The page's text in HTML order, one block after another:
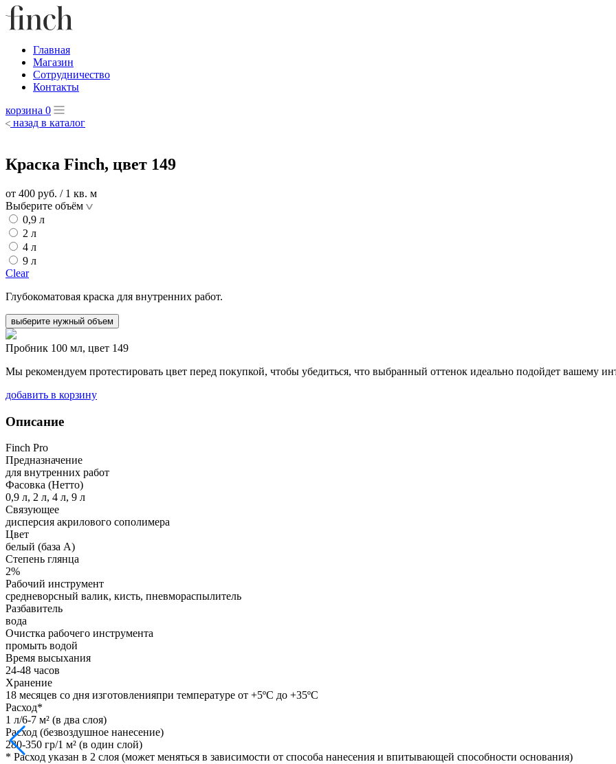
Главная
Магазин
Сотрудничество
Контакты
корзина 0
назад в каталог
Краска Finch, цвет 149
от 400 руб. / 1 кв. м
Выберите объём
0,9 л
2 л
4 л
9 л
Clear
Глубокоматовая краска для внутренних работ.
выберите нужный объем
Пробник 100 мл, цвет 149
Мы рекомендуем протестировать цвет перед покупкой, чтобы убедиться, что выбранный оттенок идеально подойдет вашему
добавить в корзину
Описание
Finch Pro
Предназначение
для внутренних работ
Фасовка (Нетто)
0,9 л, 2 л, 4 л, 9 л
Связующее
дисперсия акрилового сополимера
Цвет
белый (база А)
Степень глянца
2%
Рабочий инструмент
средневорсный валик, кисть, пневмораспылитель
Разбавитель
вода
Очистка рабочего инструмента
промыть водой
Время высыхания
24-48 часов
Хранение
18 месяцев со дня изготовленияпри температуре от +5ºС до +35ºС
Расход*
1 л/6-7 м² (в два слоя)
Расход (безвоздушное нанесение)
280-350 гр/1 м² (в один слой)
* Расход указан в 2 слоя (может меняться в зависимости от способа нанесения и впитывающей способности основания)